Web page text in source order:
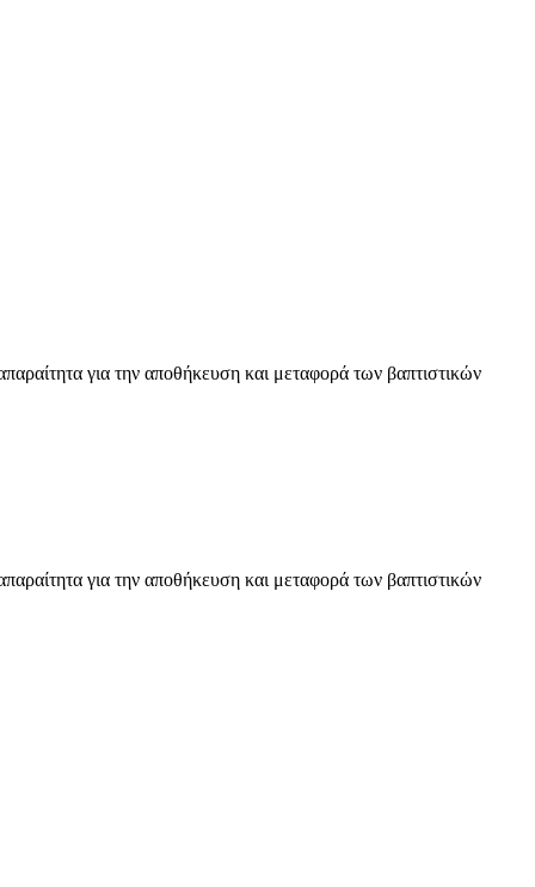
για την αποθήκευση και μεταφορά των βαπτιστικών
για την αποθήκευση και μεταφορά των βαπτιστικών